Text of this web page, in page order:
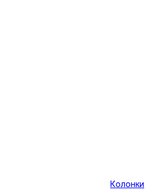
Колонки